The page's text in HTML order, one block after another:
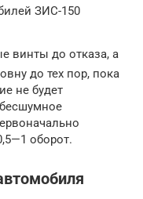
ЗИС-150
винты до отказа, а
до тех пор, пока
не будет
оборот.